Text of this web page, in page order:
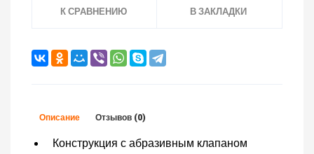
К СРАВНЕНИЮ В ЗАКЛАДКИ
Описание Отзывов (0)
Конструкция с абразивным клапаном